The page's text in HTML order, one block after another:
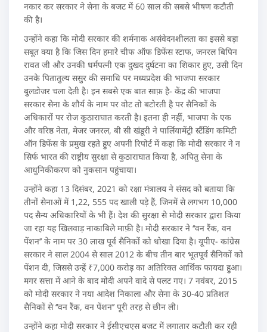
नकार कर सरकार ने सेना के बजट में 60 साल की सबसे भीषण कटौती
की है।
उन्होंने कहा कि मोदी सरकार की शर्मनाक असंवेदनशीलता का इससे बड़ा
सबूत क्या है कि जिस दिन हमारे चीफ ऑफ डिफेंस स्टाफ, जनरल बिपिन
रावत जी और उनकी धर्मपत्नी एक दुखद दुर्घटना का शिकार हुए, उसी दिन
उनके पितातुल्य ससुर की समाधि पर मध्यप्रदेश की भाजपा सरकार
बुलडोजर चला देती है। इन सबसे एक बात साफ़ है- केंद्र की भाजपा
सरकार सेना के शौर्य के नाम पर वोट तो बटोरती है पर सैनिकों के
अधिकारों पर रोज कुठाराघात करती है। इतना ही नहीं, भाजपा के एक
और वरिष्ठ नेता, मेजर जनरल, बी सी खंडूरी ने पार्लियामेंट्री स्टैंडिंग कमिटी
ऑन डिफेंस के प्रमुख रहते हुए अपनी रिपोर्ट में कहा कि मोदी सरकार ने न
सिर्फ भारत की राष्ट्रीय सुरक्षा से कुठाराघात किया है, अपितु सेना के
आधुनिकीकरण को नुकसान पहुंचाया।
उन्होंने कहा 13 दिसंबर, 2021 को रक्षा मंत्रालय ने संसद को बताया कि
तीनों सेनाओं में 1,22, 555 पद खाली पड़े हैं, जिनमें से लगभग 10,000
पद सैन्य अधिकारियों के भी हैं। देश की सुरक्षा से मोदी सरकार द्वारा किया
जा रहा यह खिलवाड़ नाकाबिले माफ़ी है। मोदी सरकार ने ‘‘वन रैंक, वन
पेंशन’’ के नाम पर 30 लाख पूर्व सैनिकों को धोखा दिया है। यूपीए- कांग्रेस
सरकार ने साल 2004 से साल 2012 के बीच तीन बार भूतपूर्व सैनिकों को
पेंशन दी, जिससे उन्हें ₹7,000 करोड़ का अतिरिक्त आर्थिक फायदा हुआ।
मगर सत्ता में आने के बाद मोदी अपने वादे से पलट गए। 7 नवंबर, 2015
को मोदी सरकार ने नया आदेश निकाला और सेना के 30-40 प्रतिशत
सैनिकों से ‘‘वन रैंक, वन पेंशन’’ पूरी तरह से छीन ली।
उन्होंने कहा मोदी सरकार ने ईसीएचएस बजट में लगातार कटौती कर रही